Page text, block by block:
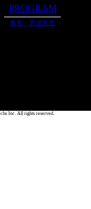
PROGRAM
教育・育成制度
Inc. All rights reserved.